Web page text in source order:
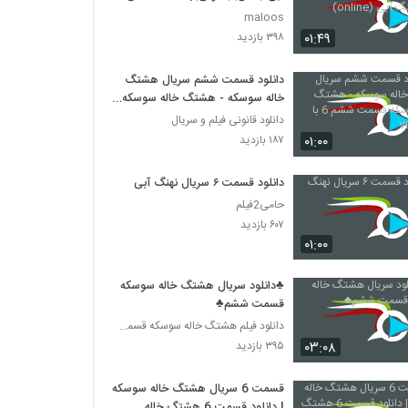
۰۱:۴۹
نهنگ آبی (online)
maloos
۳۹۸ بازدید
۰۱:۰۰
دانلود قسمت ششم سریال هشتگ
خاله سوسکه - هشتگ خاله سوسکه
قسمت ششم 6 با کیفیت بالا
دانلود قانونی فیلم و سریال
۱۸۷ بازدید
۰۱:۰۰
دانلود قسمت ۶ سریال نهنگ آبی
حامی2فیلم
۶۰۷ بازدید
۰۳:۰۸
♣دانلود سریال هشتگ خاله سوسکه
قسمت ششم♣
دانلود فیلم هشتگ خاله سوسکه قسمت پنجم
۳۹۵ بازدید
قسمت 6 سریال هشتگ خاله سوسکه